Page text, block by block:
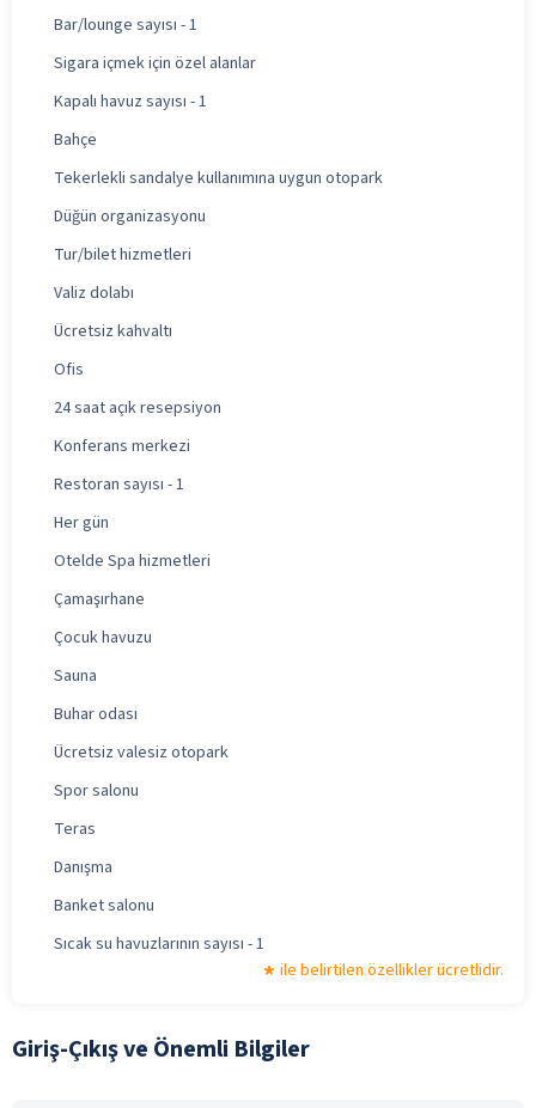
Bar/lounge sayısı - 1
Sigara içmek için özel alanlar
Kapalı havuz sayısı - 1
Bahçe
Tekerlekli sandalye kullanımına uygun otopark
Düğün organizasyonu
Tur/bilet hizmetleri
Valiz dolabı
Ücretsiz kahvaltı
Ofis
24 saat açık resepsiyon
Konferans merkezi
Restoran sayısı - 1
Her gün
Otelde Spa hizmetleri
Çamaşırhane
Çocuk havuzu
Sauna
Buhar odası
Ücretsiz valesiz otopark
Spor salonu
Teras
Danışma
Banket salonu
Sıcak su havuzlarının sayısı - 1
ile belirtilen özellikler ücretlidir.
Giriş-Çıkış ve Önemli Bilgiler